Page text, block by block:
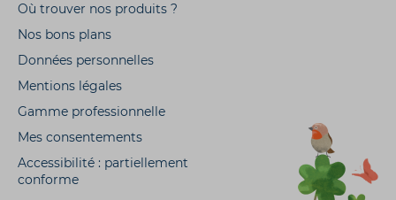
Où trouver nos produits ?
Nos bons plans
Données personnelles
Mentions légales
Gamme professionnelle
Mes consentements
Accessibilité : partiellement
conforme